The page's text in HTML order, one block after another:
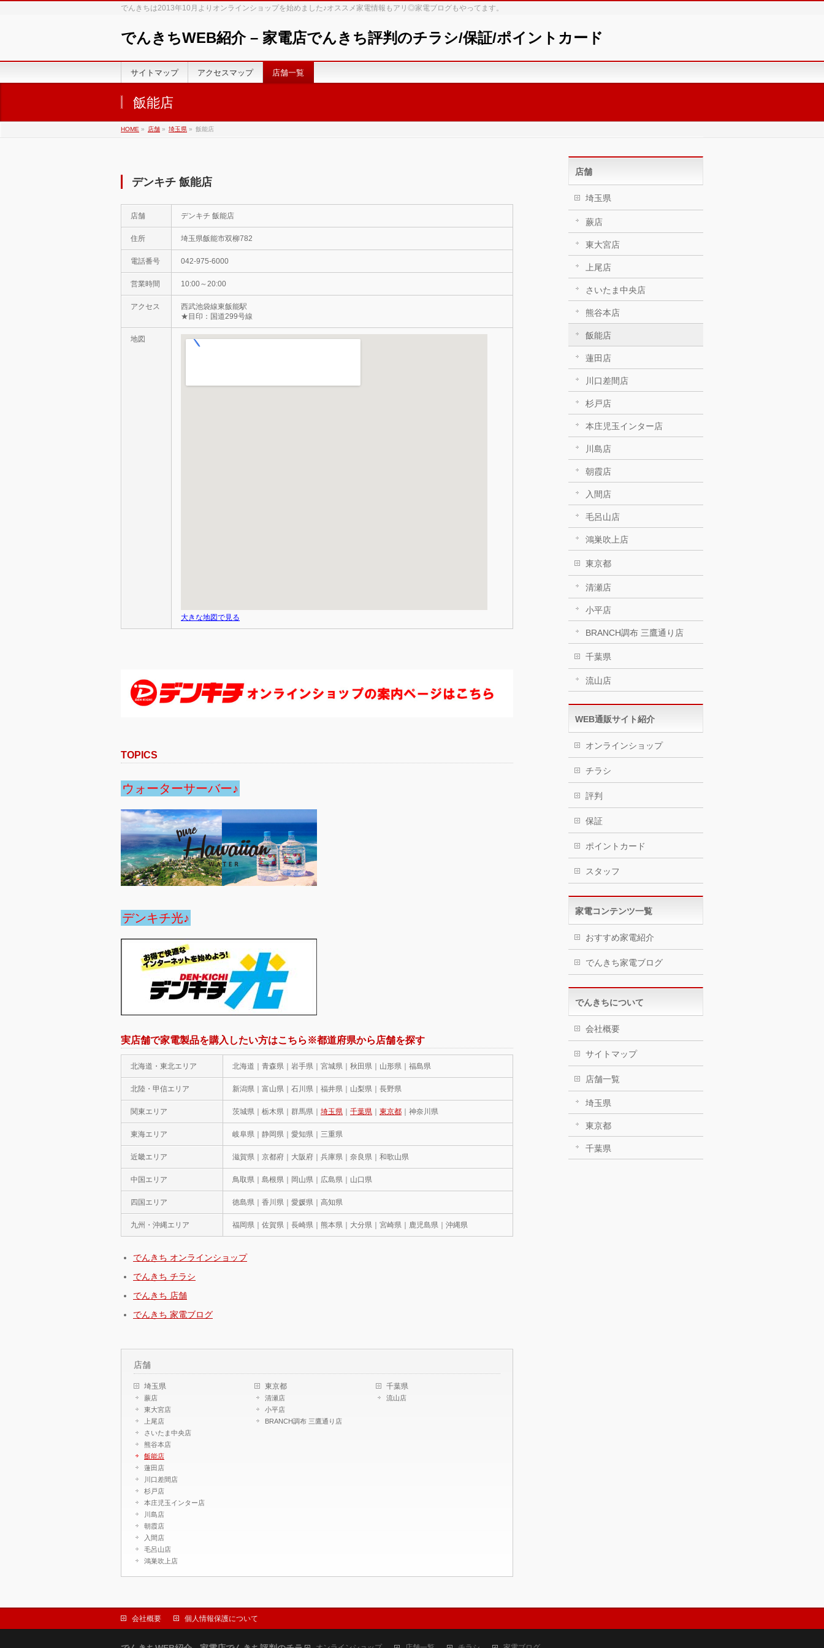
でんきちは2013年10月よりオンラインショップを始めました♪オススメ家電情報もアリ◎家電ブログもやってます。
でんきちWEB紹介 – 家電店でんきち評判のチラシ/保証/ポイントカード
サイトマップ アクセスマップ 店舗一覧
飯能店
HOME » 店舗 » 埼玉県 » 飯能店
デンキチ 飯能店
店舗 デンキチ 飯能店
住所 埼玉県飯能市双柳782
電話番号 042-975-6000
営業時間 10:00～20:00
アクセス
西武池袋線東飯能駅
★目印：国道299号線
地図
大きな地図で見る
TOPICS
ウォーターサーバー♪
デンキチ光♪
実店舗で家電製品を購入したい方はこちら※都道府県から店舗を探す
北海道・東北エリア 北海道｜青森県｜岩手県｜宮城県｜秋田県｜山形県｜福島県
北陸・甲信エリア 新潟県｜富山県｜石川県｜福井県｜山梨県｜長野県
関東エリア 茨城県｜栃木県｜群馬県｜ 埼玉県 ｜ 千葉県 ｜ 東京都 ｜神奈川県
東海エリア 岐阜県｜静岡県｜愛知県｜三重県
近畿エリア 滋賀県｜京都府｜大阪府｜兵庫県｜奈良県｜和歌山県
中国エリア 鳥取県｜島根県｜岡山県｜広島県｜山口県
四国エリア 徳島県｜香川県｜愛媛県｜高知県
九州・沖縄エリア 福岡県｜佐賀県｜長崎県｜熊本県｜大分県｜宮崎県｜鹿児島県｜沖縄県
でんきち オンラインショップ
でんきち チラシ
でんきち 店舗
でんきち 家電ブログ
店舗
埼玉県
蕨店
東大宮店
上尾店
さいたま中央店
熊谷本店
飯能店
蓮田店
川口差間店
杉戸店
本庄児玉インター店
川島店
朝霞店
入間店
毛呂山店
鴻巣吹上店
東京都
清瀬店
小平店
BRANCH調布 三鷹通り店
千葉県
流山店
店舗
埼玉県
蕨店
東大宮店
上尾店
さいたま中央店
熊谷本店
飯能店
蓮田店
川口差間店
杉戸店
本庄児玉インター店
川島店
朝霞店
入間店
毛呂山店
鴻巣吹上店
東京都
清瀬店
小平店
BRANCH調布 三鷹通り店
千葉県
流山店
WEB通販サイト紹介
オンラインショップ
チラシ
評判
保証
ポイントカード
スタッフ
家電コンテンツ一覧
おすすめ家電紹介
でんきち家電ブログ
でんきちについて
会社概要
サイトマップ
店舗一覧
埼玉県
東京都
千葉県
会社概要 個人情報保護について